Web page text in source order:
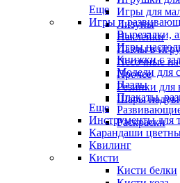
Игры для
Лизуны
Наклейки
Пазлы в
Песочные
Прочее
Резинки для
Шары
Еще
Игры и
Вырезалки,
Игры
Книжки с
Модели для
Пазлы
Плакаты,
Раскраски
Еще
Инструменты для
Карандаши
Квилинг
Кисти
Кисти белки